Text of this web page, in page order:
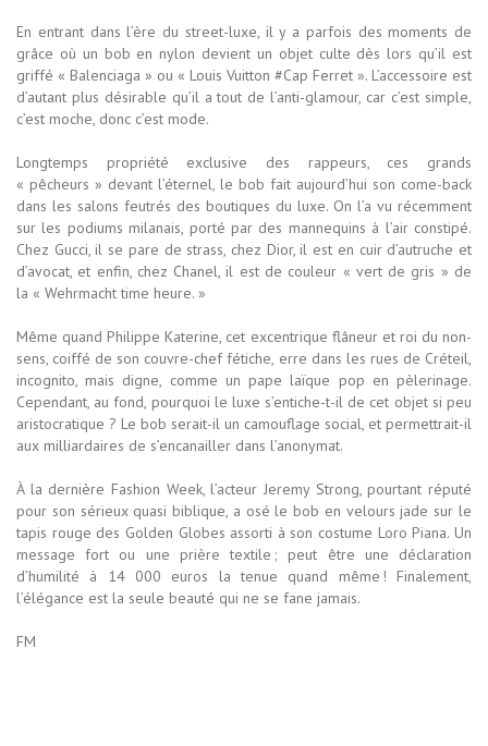
En entrant dans l’ère du street-luxe, il y a parfois des moments de
grâce où un bob en nylon devient un objet culte dès lors qu’il est
griffé « Balenciaga » ou « Louis Vuitton #Cap Ferret ». L’accessoire est
d’autant plus désirable qu’il a tout de l’anti-glamour, car c’est simple,
c’est moche, donc c’est mode.
Longtemps propriété exclusive des rappeurs, ces grands
« pêcheurs » devant l’éternel, le bob fait aujourd’hui son come-back
dans les salons feutrés des boutiques du luxe. On l’a vu récemment
sur les podiums milanais, porté par des mannequins à l’air constipé.
Chez Gucci, il se pare de strass, chez Dior, il est en cuir d’autruche et
d’avocat, et enfin, chez Chanel, il est de couleur « vert de gris » de
la « Wehrmacht time heure. »
Même quand Philippe Katerine, cet excentrique flâneur et roi du non-
sens, coiffé de son couvre-chef fétiche, erre dans les rues de Créteil,
incognito, mais digne, comme un pape laïque pop en pèlerinage.
Cependant, au fond, pourquoi le luxe s’entiche-t-il de cet objet si peu
aristocratique ? Le bob serait-il un camouflage social, et permettrait-il
aux milliardaires de s’encanailler dans l’anonymat.
À la dernière Fashion Week, l’acteur Jeremy Strong, pourtant réputé
pour son sérieux quasi biblique, a osé le bob en velours jade sur le
tapis rouge des Golden Globes assorti à son costume Loro Piana. Un
message fort ou une prière textile ; peut être une déclaration
d’humilité à 14 000 euros la tenue quand même ! Finalement,
l’élégance est la seule beauté qui ne se fane jamais.
FM